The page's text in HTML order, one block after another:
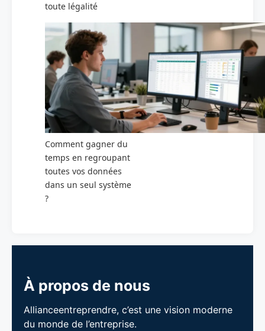
toute légalité
Comment gagner du
temps en regroupant
toutes vos données
dans un seul système
?
À propos de nous
Allianceentreprendre, c’est une vision moderne
du monde de l’entreprise.